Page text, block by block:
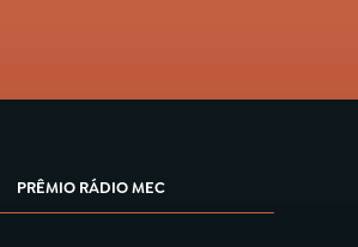
PRÊMIO RÁDIO MEC